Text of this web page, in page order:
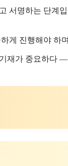
서명하는 단계
게 진행해야 하
재가 중요하다